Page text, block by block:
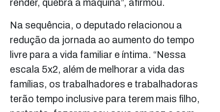
render, quebra a máquina”, afirmou.
Na sequência, o deputado relacionou a
redução da jornada ao aumento do tempo
livre para a vida familiar e íntima. “Nessa
escala 5x2, além de melhorar a vida das
famílias, os trabalhadores e trabalhadoras
terão tempo inclusive para terem mais filho,